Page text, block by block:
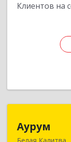
Клиентов на
Аурум
Белая Калитва